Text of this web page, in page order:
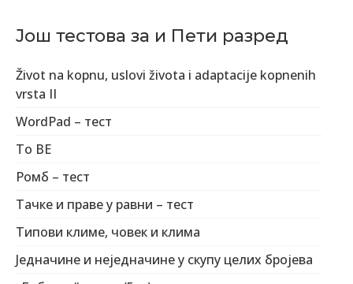
Још тестова за и Пети разред
Život na kopnu, uslovi života i adaptacije kopnenih
vrsta II
WordPad – тест
To BE
Ромб – тест
Тачке и праве у равни – тест
Типови климе, човек и клима
Једначине и неједначине у скупу целих бројева